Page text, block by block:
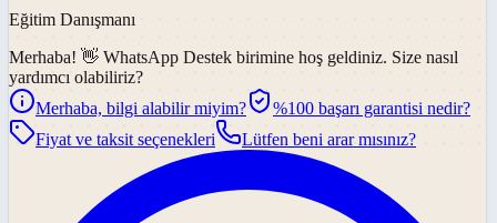
Eğitim Danışmanı
Merhaba! 👋 WhatsApp Destek birimine hoş geldiniz. Size nasıl
yardımcı olabiliriz?
Merhaba, bilgi alabilir miyim?
%100 başarı garantisi nedir?
Fiyat ve taksit seçenekleri
Lütfen beni arar mısınız?